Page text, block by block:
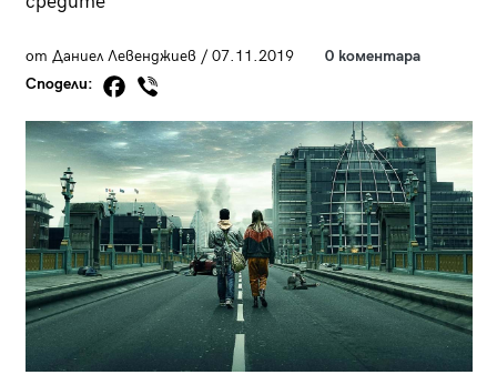
от Даниел Левенджиев / 07.11.2019
0 коментара
Сподели: